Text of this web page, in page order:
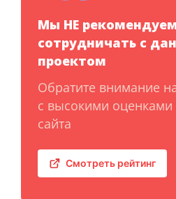
Мы НЕ
сотрудничать с
проектом
Обратите внимание
с высокими оценками
сайта
Смотреть рейтинг